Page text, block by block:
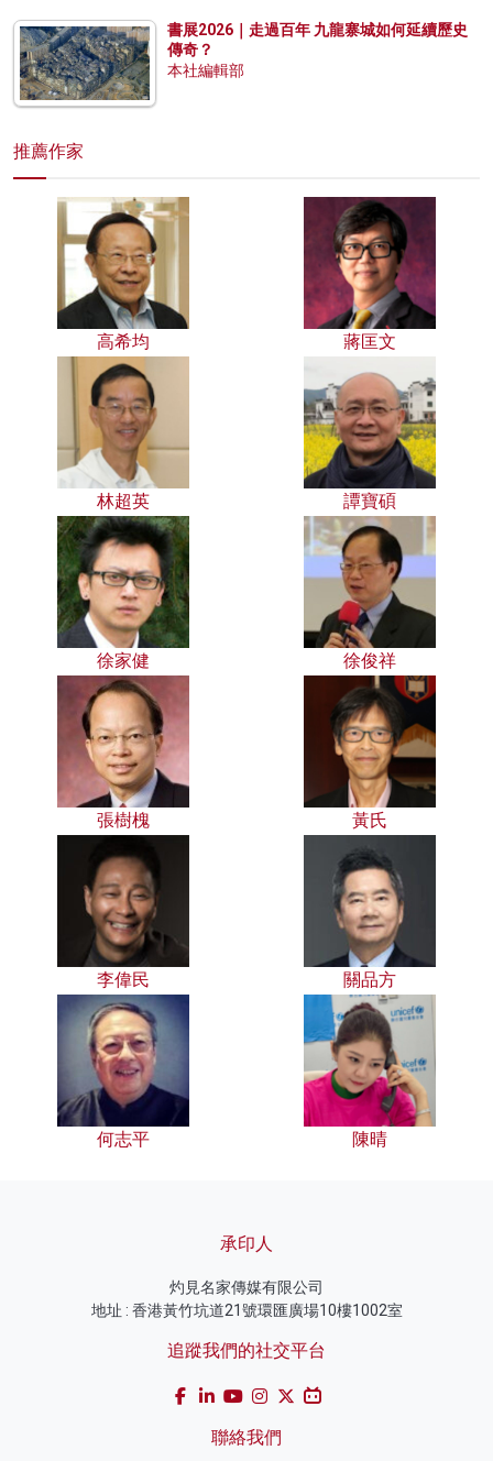
書展2026｜走過百年 九龍寨城如何延續歷史
傳奇？
本社編輯部
推薦作家
高希均 蔣匡文
林超英 譚寶碩
徐家健 徐俊祥
張樹槐 黃氏
李偉民 關品方
何志平 陳晴
承印人
灼見名家傳媒有限公司
地址 : 香港黃竹坑道21號環匯廣場10樓1002室
追蹤我們的社交平台
聯絡我們